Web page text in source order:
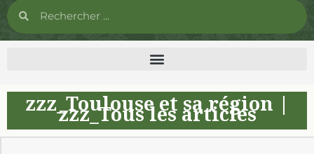
zzz_Toulouse et sa région
zzz_Tous les articles